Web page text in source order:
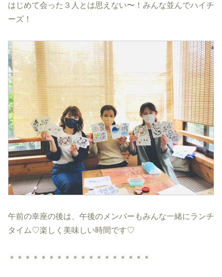
はじめて会った３人とは思えない〜！みんな並んでハイチ
ーズ！
午前の幸座の後は、午後のメンバーもみんな一緒にランチ
タイム♡楽しく美味しい時間です♡
＊＊＊＊＊＊＊＊＊＊＊＊＊＊＊＊＊＊